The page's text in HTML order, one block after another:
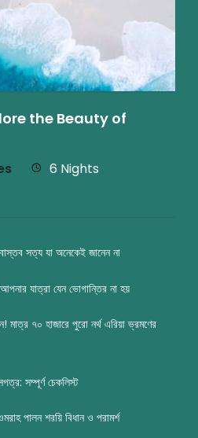
the Beauty of
6 Nights
সত্য যা অনেকেই জানেন না
যাত্রা যেন ভোগান্তির না হয়
মাত্র ৭০ হাজারে পুরো নর্থ এরিয়া ভ্রমণের
সম্পূর্ণ চেকলিস্ট
পালন শরয়ি বিধান ও পরামর্শ